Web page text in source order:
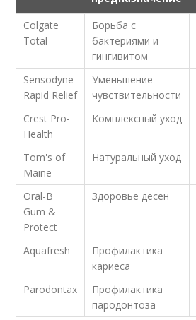
Colgate
Total
Борьба с
бактериями и
гингивитом
Sensodyne
Rapid Relief
Уменьшение
чувствительности
Crest Pro-
Health
Комплексный уход
Tom's of
Maine
Натуральный уход
Oral-B
Gum &
Protect
Здоровье десен
Aquafresh
Профилактика
кариеса
Parodontax
Профилактика
пародонтоза